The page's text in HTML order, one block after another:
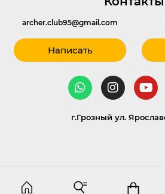
archer.club95@gmail.com
Написать
г.Грозный ул.